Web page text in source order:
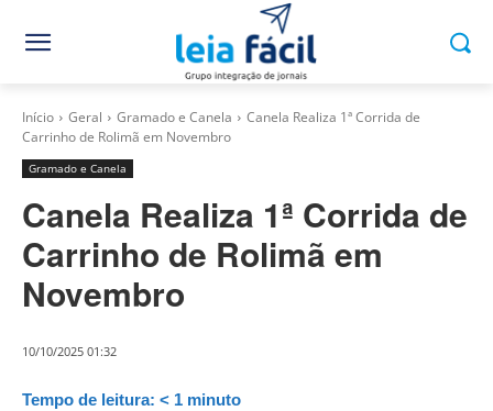
Início Geral Gramado e Canela
Canela Realiza 1ª Corrida de
Carrinho de Rolimã em Novembro
Gramado e Canela
Canela Realiza 1ª Corrida de
Carrinho de Rolimã em
Novembro
10/10/2025 01:32
Tempo de leitura: < 1 minuto